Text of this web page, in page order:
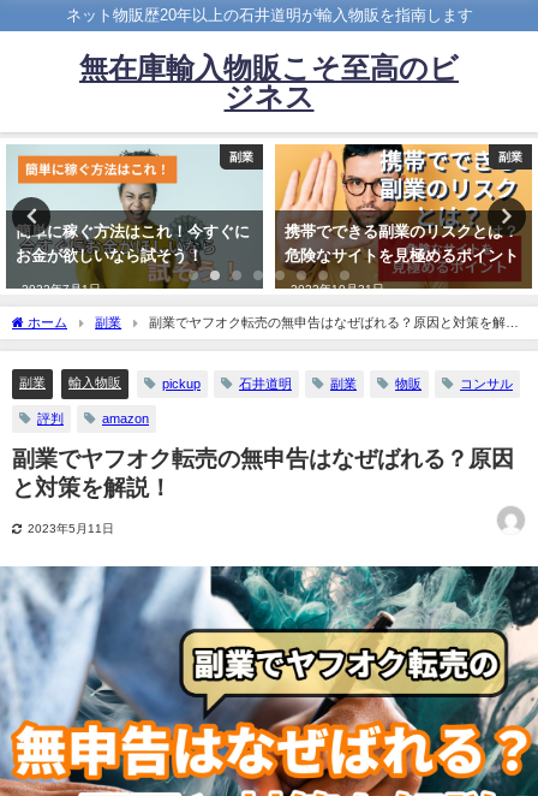
ネット物販歴20年以上の石井道明が輸入物販を指南します
無在庫輸入物販こそ至高のビ
ジネス
副業
簡単に稼ぐ方法はこれ！今すぐに
お金が欲しいなら試そう！
2022年7月1日
副業
携帯でできる副業のリスクとは？
危険なサイトを見極めるポイント
2022年10月31日
ホーム 副業
副業でヤフオク転売の無申告はなぜばれる？原因と対策を解
説！
副業 輸入物販 pickup 石井道明 副業 物販 コンサル
評判 amazon
副業でヤフオク転売の無申告はなぜばれる？原因
と対策を解説！
2023年5月11日